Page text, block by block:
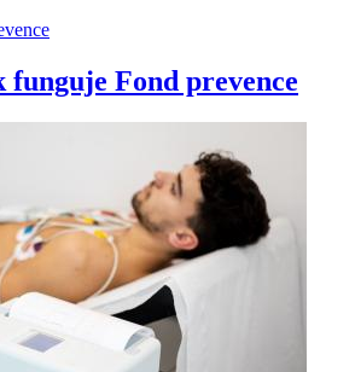
funguje Fond prevence